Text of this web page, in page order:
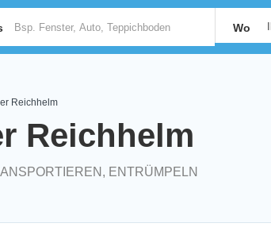
Wo
Reichhelm
Reichhelm
ENTRÜMPELN